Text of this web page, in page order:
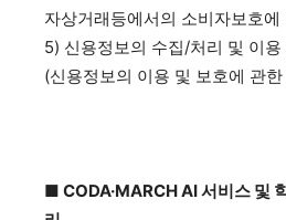
자상거래등에서의 소비자보호에
5) 신용정보의 수집/처리 및 이
(신용정보의 이용 및 보호에 관
■ CODA·MARCH AI 서비스 및